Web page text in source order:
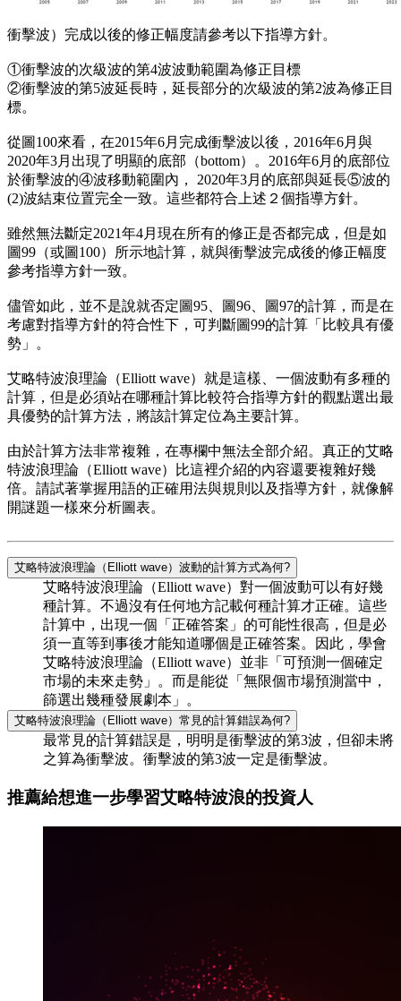
衝擊波）完成以後的修正幅度請參考以下指導方針。
①衝擊波的次級波的第4波波動範圍為修正目標
②衝擊波的第5波延長時，延長部分的次級波的第2波為修正目
標。
從圖100來看，在2015年6月完成衝擊波以後，2016年6月與
2020年3月出現了明顯的底部（bottom）。2016年6月的底部位
於衝擊波的④波移動範圍內， 2020年3月的底部與延長⑤波的
(2)波結束位置完全一致。這些都符合上述２個指導方針。
雖然無法斷定2021年4月現在所有的修正是否都完成，但是如
圖99（或圖100）所示地計算，就與衝擊波完成後的修正幅度
參考指導方針一致。
儘管如此，並不是說就否定圖95、圖96、圖97的計算，而是在
考慮對指導方針的符合性下，可判斷圖99的計算「比較具有優
勢」。
艾略特波浪理論（Elliott wave）就是這樣、一個波動有多種的
計算，但是必須站在哪種計算比較符合指導方針的觀點選出最
具優勢的計算方法，將該計算定位為主要計算。
由於計算方法非常複雜，在專欄中無法全部介紹。真正的艾略
特波浪理論（Elliott wave）比這裡介紹的內容還要複雜好幾
倍。請試著掌握用語的正確用法與規則以及指導方針，就像解
開謎題一樣來分析圖表。
艾略特波浪理論（Elliott wave）波動的計算方式為何?
艾略特波浪理論（Elliott wave）對一個波動可以有好幾
種計算。不過沒有任何地方記載何種計算才正確。這些
計算中，出現一個「正確答案」的可能性很高，但是必
須一直等到事後才能知道哪個是正確答案。因此，學會
艾略特波浪理論（Elliott wave）並非「可預測一個確定
市場的未來走勢」。而是能從「無限個市場預測當中，
篩選出幾種發展劇本」。
艾略特波浪理論（Elliott wave）常見的計算錯誤為何?
最常見的計算錯誤是，明明是衝擊波的第3波，但卻未將
之算為衝擊波。衝擊波的第3波一定是衝擊波。
推薦給想進一步學習艾略特波浪的投資人